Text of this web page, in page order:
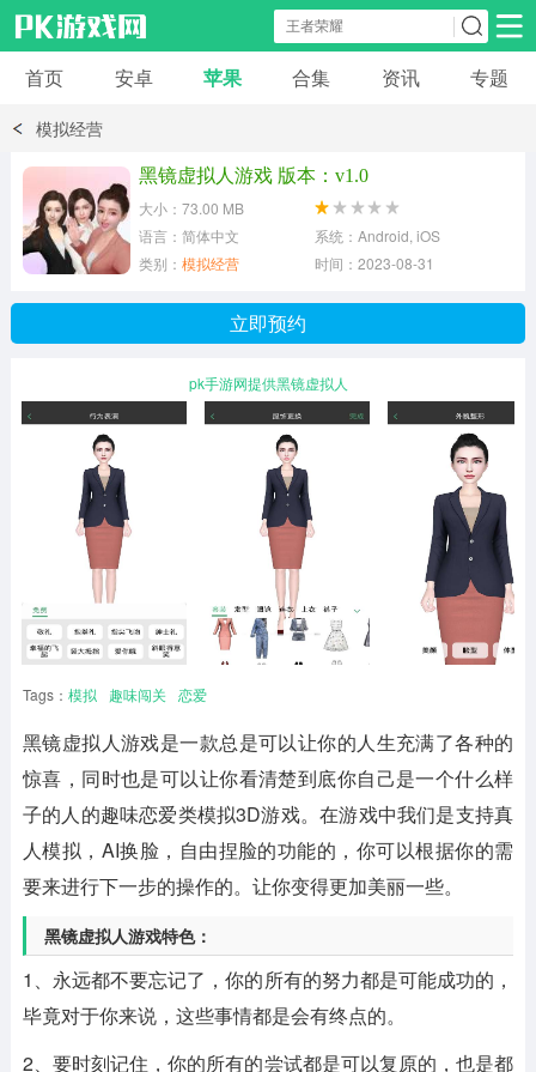
安卓应用 安卓游戏
模拟经营
首页 安卓 苹果 合集 资讯 专题
模拟经营
黑镜虚拟人游戏 版本：v1.0
大小：73.00 MB
语言：简体中文
系统：Android, iOS
类别： 模拟经营 时间：2023-08-31
立即预约
pk手游网提供黑镜虚拟人
Tags： 模拟 趣味闯关 恋爱
黑镜虚拟人游戏是一款总是可以让你的人生充满了各种的
惊喜，同时也是可以让你看清楚到底你自己是一个什么样
子的人的趣味恋爱类模拟3D游戏。在游戏中我们是支持真
人模拟，AI换脸，自由捏脸的功能的，你可以根据你的需
要来进行下一步的操作的。让你变得更加美丽一些。
黑镜虚拟人游戏特色：
1、永远都不要忘记了，你的所有的努力都是可能成功的，
毕竟对于你来说，这些事情都是会有终点的。
2、要时刻记住，你的所有的尝试都是可以复原的，也是都